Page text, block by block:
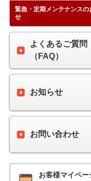
緊急・定期メンテナンスの
せ
よくあるご質問
（FAQ）
お知らせ
お問い合わせ
お客様マイペー